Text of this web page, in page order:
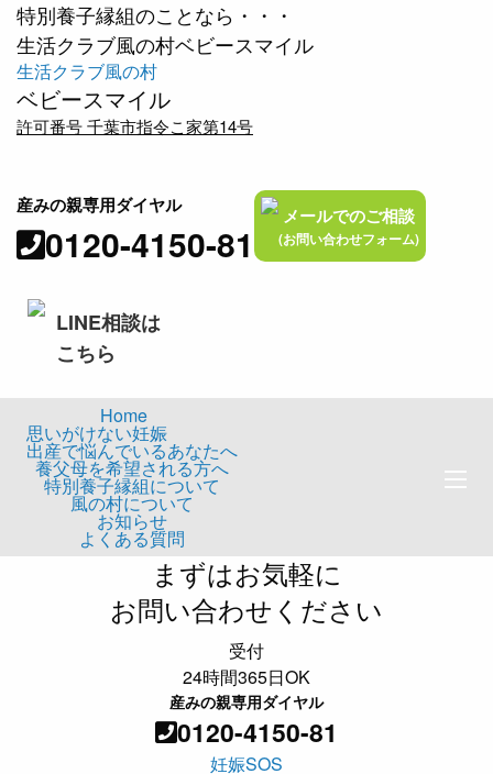
特別養子縁組のことなら・・・
生活クラブ風の村ベビースマイル
生活クラブ風の村
ベビースマイル
許可番号 千葉市指令こ家第14号
産みの親専用ダイヤル
0120-4150-81
メールでのご相談
(お問い合わせフォーム)
LINE相談は
こちら
Home
思いがけない妊娠
出産で悩んでいるあなたへ
養父母を希望される方へ
特別養子縁組について
風の村について
お知らせ
よくある質問
まずはお気軽に
お問い合わせください
受付
24時間365日OK
産みの親専用ダイヤル
0120-4150-81
妊娠SOS